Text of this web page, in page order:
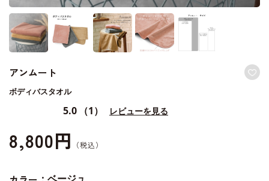
アンムート
ボディバスタオル
5.0 （1） レビューを見る
8,800円
ベージュ